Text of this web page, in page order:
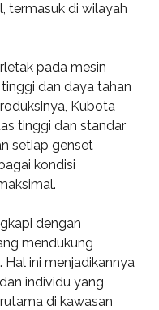
termasuk di wilayah
pada mesin
dan daya tahan
Kubota
tinggi dan standar
setiap genset
kondisi
dengan
mendukung
ini menjadikannya
individu yang
di kawasan